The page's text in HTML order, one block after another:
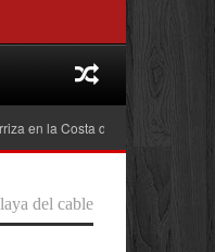
la Costa del Sol
del cable